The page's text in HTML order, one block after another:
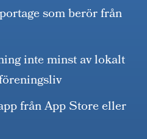
som berör från
inte minst av lokalt
från App Store eller